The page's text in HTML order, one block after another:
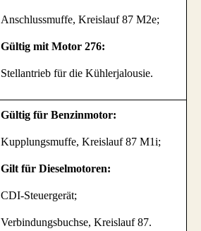
Anschlussmuffe, Kreislauf 87 M2e;
Gültig mit Motor 276:
Stellantrieb für die Kühlerjalousie.
Gültig für Benzinmotor:
Kupplungsmuffe, Kreislauf 87 M1i;
Gilt für Dieselmotoren:
CDI-Steuergerät;
Verbindungsbuchse, Kreislauf 87.